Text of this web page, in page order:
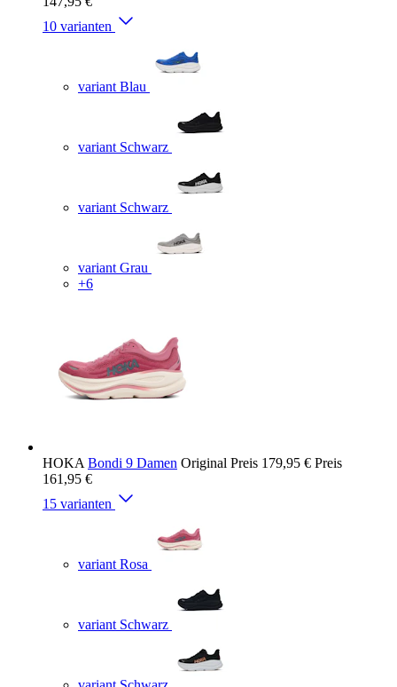
10 varianten
variant Blau
variant Schwarz
variant Schwarz
variant Grau
+6
HOKA Bondi 9 Damen Original Preis 179,95 € Preis
161,95 €
15 varianten
variant Rosa
variant Schwarz